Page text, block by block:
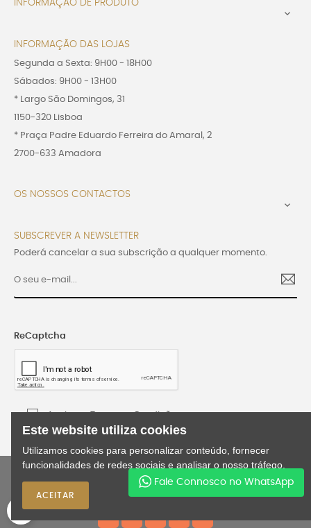
INFORMAÇÃO DE PRODUTO

INFORMAÇÃO DAS LOJAS
Segunda a Sexta: 9H00 - 18H00
Sábados: 9H00 - 13H00
* Largo São Domingos, 31
1150-320 Lisboa
* Praça Padre Eduardo Ferreira do Amaral, 2
2700-633 Amadora
OS NOSSOS CONTACTOS

SUBSCREVER A NEWSLETTER
Poderá cancelar a sua subscrição a qualquer momento.
ReCaptcha
Aceito os Termos e Condições
©2024 Lusijoia | Todos os direitos reservados |
Desenvolvido por
Este website utiliza cookies
Utilizamos cookies para personalizar conteúdo, fornecer
funcionalidades de redes sociais e analisar o nosso tráfego.
ACEITAR
Fale Connosco no WhatsApp